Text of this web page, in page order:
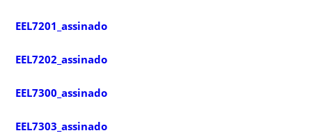
EEL7201_assinado
EEL7202_assinado
EEL7300_assinado
EEL7303_assinado